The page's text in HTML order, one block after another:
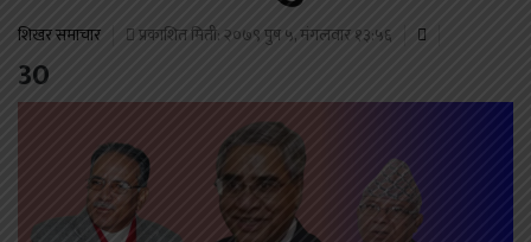
शिखर समाचार प्रकाशित मिती: २०७९ पुष ५, मंगलवार १३:५६
30